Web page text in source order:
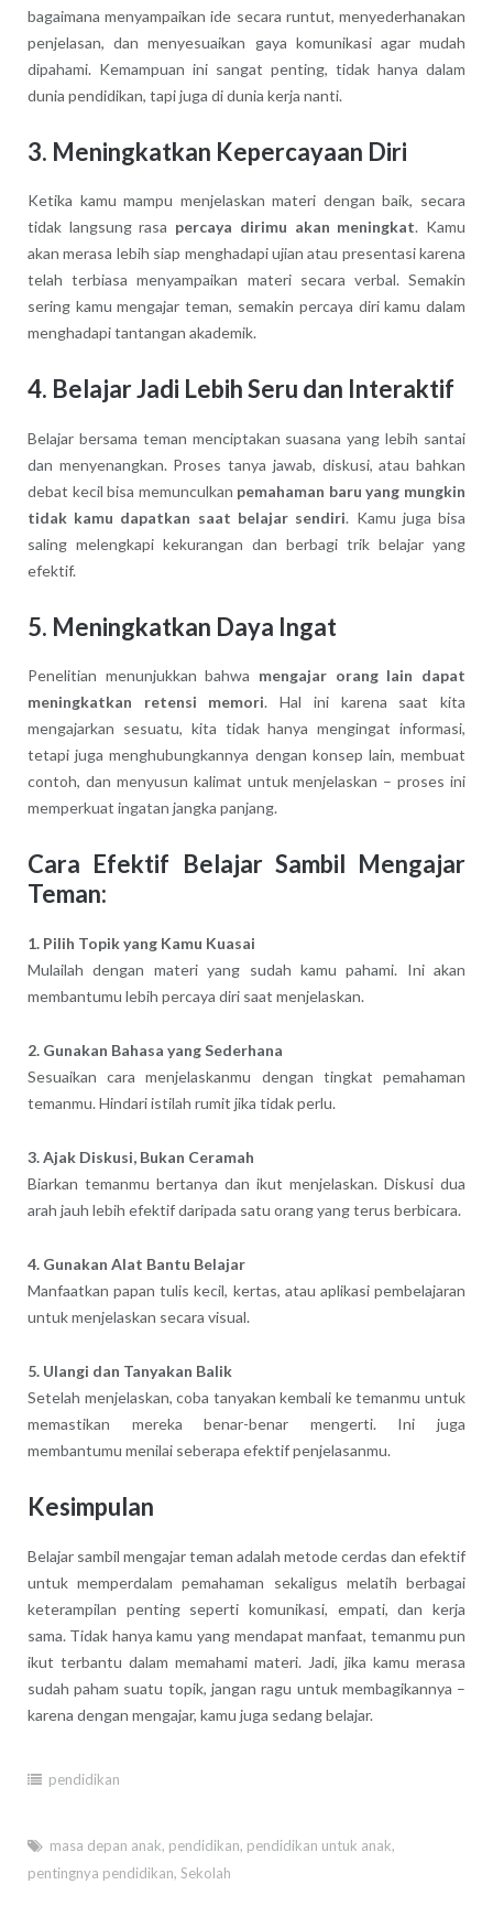
bagaimana menyampaikan ide secara runtut, menyederhanakan
penjelasan, dan menyesuaikan gaya komunikasi agar mudah
dipahami. Kemampuan ini sangat penting, tidak hanya dalam
dunia pendidikan, tapi juga di dunia kerja nanti.
3. Meningkatkan Kepercayaan Diri
Ketika kamu mampu menjelaskan materi dengan baik, secara
tidak langsung rasa percaya dirimu akan meningkat. Kamu
akan merasa lebih siap menghadapi ujian atau presentasi karena
telah terbiasa menyampaikan materi secara verbal. Semakin
sering kamu mengajar teman, semakin percaya diri kamu dalam
menghadapi tantangan akademik.
4. Belajar Jadi Lebih Seru dan Interaktif
Belajar bersama teman menciptakan suasana yang lebih santai
dan menyenangkan. Proses tanya jawab, diskusi, atau bahkan
debat kecil bisa memunculkan pemahaman baru yang mungkin
tidak kamu dapatkan saat belajar sendiri. Kamu juga bisa
saling melengkapi kekurangan dan berbagi trik belajar yang
efektif.
5. Meningkatkan Daya Ingat
Penelitian menunjukkan bahwa mengajar orang lain dapat
meningkatkan retensi memori. Hal ini karena saat kita
mengajarkan sesuatu, kita tidak hanya mengingat informasi,
tetapi juga menghubungkannya dengan konsep lain, membuat
contoh, dan menyusun kalimat untuk menjelaskan – proses ini
memperkuat ingatan jangka panjang.
Cara Efektif Belajar Sambil Mengajar
Teman:
1. Pilih Topik yang Kamu Kuasai
Mulailah dengan materi yang sudah kamu pahami. Ini akan
membantumu lebih percaya diri saat menjelaskan.
2. Gunakan Bahasa yang Sederhana
Sesuaikan cara menjelaskanmu dengan tingkat pemahaman
temanmu. Hindari istilah rumit jika tidak perlu.
3. Ajak Diskusi, Bukan Ceramah
Biarkan temanmu bertanya dan ikut menjelaskan. Diskusi dua
arah jauh lebih efektif daripada satu orang yang terus berbicara.
4. Gunakan Alat Bantu Belajar
Manfaatkan papan tulis kecil, kertas, atau aplikasi pembelajaran
untuk menjelaskan secara visual.
5. Ulangi dan Tanyakan Balik
Setelah menjelaskan, coba tanyakan kembali ke temanmu untuk
memastikan mereka benar-benar mengerti. Ini juga
membantumu menilai seberapa efektif penjelasanmu.
Kesimpulan
Belajar sambil mengajar teman adalah metode cerdas dan efektif
untuk memperdalam pemahaman sekaligus melatih berbagai
keterampilan penting seperti komunikasi, empati, dan kerja
sama. Tidak hanya kamu yang mendapat manfaat, temanmu pun
ikut terbantu dalam memahami materi. Jadi, jika kamu merasa
sudah paham suatu topik, jangan ragu untuk membagikannya –
karena dengan mengajar, kamu juga sedang belajar.
pendidikan
masa depan anak, pendidikan, pendidikan untuk anak,
pentingnya pendidikan, Sekolah